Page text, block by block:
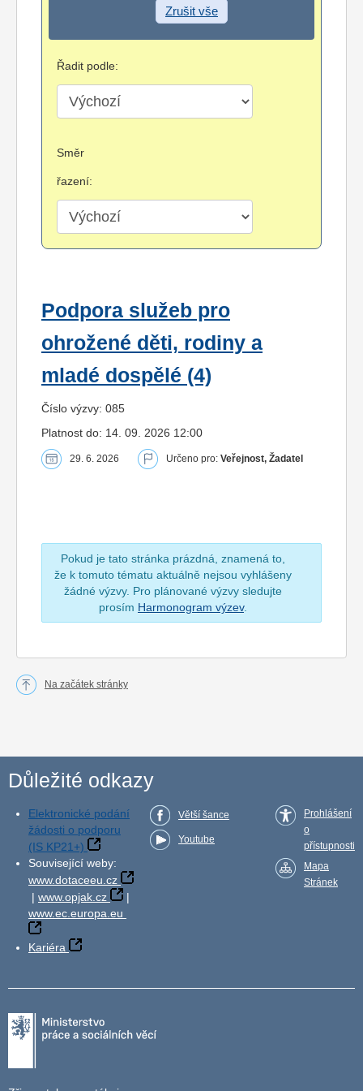
Zrušit vše
Řadit podle:
Směr
řazení:
Podpora služeb pro
ohrožené děti, rodiny a
mladé dospělé (4)
Číslo výzvy: 085
Platnost do: 14. 09. 2026 12:00
29. 6. 2026 Určeno pro: Veřejnost, Žadatel
Pokud je tato stránka prázdná, znamená to,
že k tomuto tématu aktuálně nejsou vyhlášeny
žádné výzvy. Pro plánované výzvy sledujte
prosím Harmonogram výzev.
Na začátek stránky
Důležité odkazy
Elektronické podání
žádosti o podporu
(IS KP21+)
Související weby:
www.dotaceeu.cz
| www.opjak.cz
|
www.ec.europa.eu
Kariéra
Větší šance
Youtube
Prohlášení
o
přístupnosti
Mapa
Stránek